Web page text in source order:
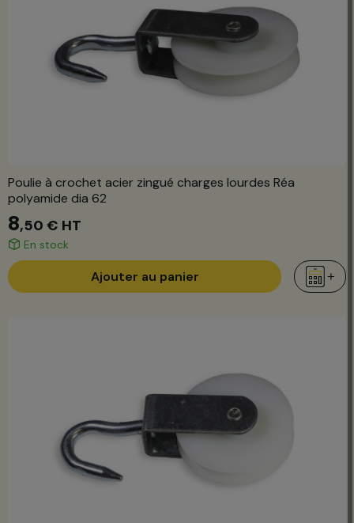
Poulie à crochet acier zingué charges lourdes Réa
polyamide dia 62
8,50 € HT
En stock
Ajouter au panier